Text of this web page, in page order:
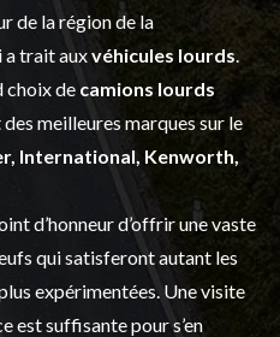
de la région de la
a trait auxvéhicules lourds
choix de camions lourds
meilleures marques sur le
International, Kenworth,
d’honneur d’offrir une vaste
qui satisferont autant les
expérimentées. Une visite
est suffisante pour s’en